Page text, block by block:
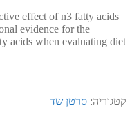
effect of n3 fatty acids
evidence for the
acids when evaluating diet
קטגוריה: סרטן שד